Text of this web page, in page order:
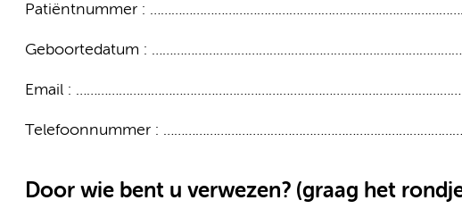
Patiëntnummer :
Geboortedatum :
Email :
Telefoonnummer :
Door wie bent u verwezen? (graag het